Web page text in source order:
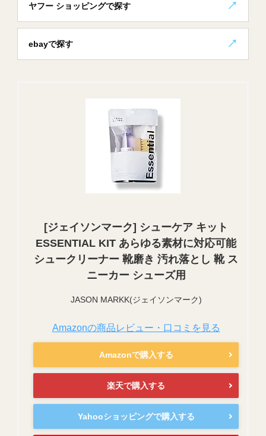
ヤフー ショッピングで探す
ebayで探す
[ジェイソンマーク] シューケア キット
ESSENTIAL KIT あらゆる素材に対応可能
シュークリーナー 靴磨き 汚れ落とし 靴 ス
ニーカー シューズ用
JASON MARKK(ジェイソンマーク)
Amazonの商品レビュー・口コミを見る
Amazonで購入する
楽天で購入する
Yahooショッピングで購入する